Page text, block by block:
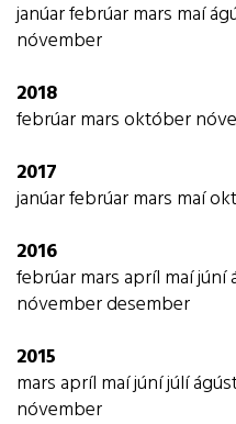
janúarfebrúarmars maí
nóvember
2018
febrúarmarsoktóber
2017
janúarfebrúarmars maí
2016
febrúarmarsapríl maíjúní
nóvemberdesember
2015
marsapríl maíjúníjúlí
nóvember